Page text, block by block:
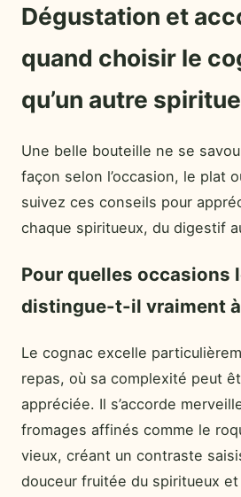
Dégustation et
quand choisir le
qu’un autre
Une belle bouteille ne se
façon selon l’occasion, le plat
suivez ces conseils pour
chaque spiritueux, du digestif
Pour quelles occasions
distingue-t-il vraiment
Le cognac excelle
repas, où sa complexité peut
appréciée. Il s’accorde
fromages affinés comme le
vieux, créant un contraste
douceur fruitée du spiritueux